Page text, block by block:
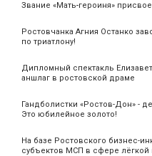
Звание «Мать‑героиня»
Ростовчанка Агния Останко
по триатлону!
Дипломный спектакль
аншлаг в ростовской драме
Гандболистки «Ростов-Дон» -
Это юбилейное золото!
На базе Ростовского бизнес-
субъектов МСП в сфере